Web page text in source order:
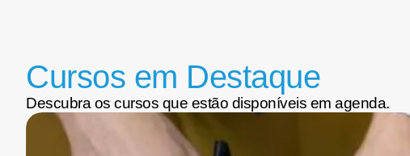
Cursos em Destaque
Descubra os cursos que estão disponíveis em agenda.